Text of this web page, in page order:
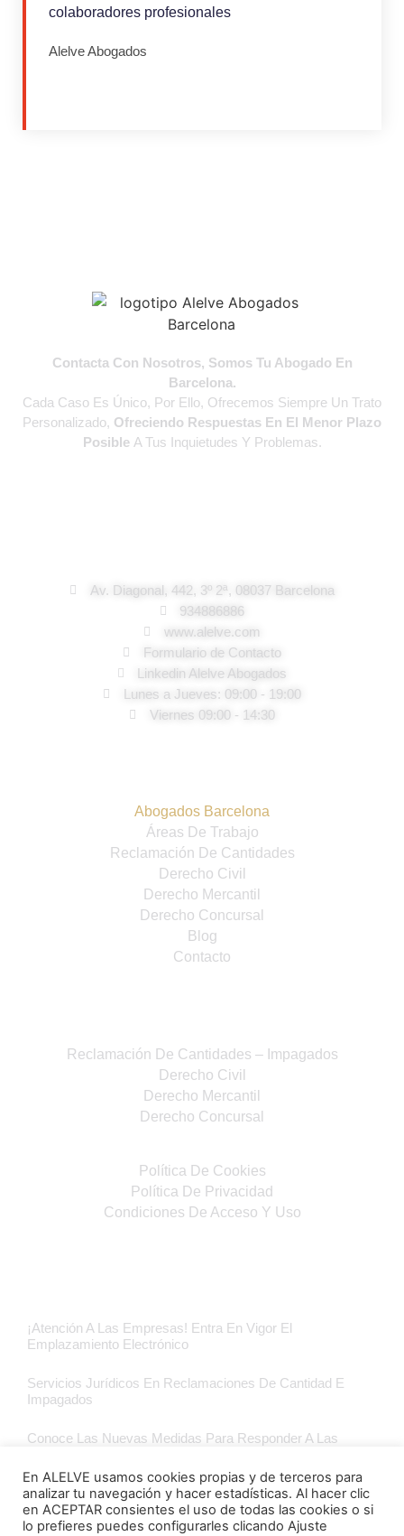
colaboradores profesionales
Alelve Abogados
Contacta Con Nosotros, Somos Tu Abogado En
Barcelona.
Cada Caso Es Único, Por Ello, Ofrecemos Siempre Un Trato
Personalizado, Ofreciendo Respuestas En El Menor Plazo
Posible A Tus Inquietudes Y Problemas.
Av. Diagonal, 442, 3º 2ª, 08037 Barcelona
934886886
www.alelve.com
Formulario de Contacto
Linkedin Alelve Abogados
Lunes a Jueves: 09:00 - 19:00
Viernes 09:00 - 14:30
Abogados Barcelona
Áreas De Trabajo
Reclamación De Cantidades
Derecho Civil
Derecho Mercantil
Derecho Concursal
Blog
Contacto
Reclamación De Cantidades – Impagados
Derecho Civil
Derecho Mercantil
Derecho Concursal
Política De Cookies
Política De Privacidad
Condiciones De Acceso Y Uso
¡Atención A Las Empresas! Entra En Vigor El
Emplazamiento Electrónico
Servicios Jurídicos En Reclamaciones De Cantidad E
Impagados
Conoce Las Nuevas Medidas Para Responder A Las
Finaliza La Moratoria Concursal
En ALELVE usamos cookies propias y de terceros para
analizar tu navegación y hacer estadísticas. Al hacer clic
en ACEPTAR consientes el uso de todas las cookies o si
lo prefieres puedes configurarles clicando Ajuste